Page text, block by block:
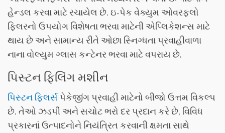
હેન્ડલ કરવા માટે રચાયેલ છે. ઇ-પેક વેક્યુમ ઓવરફ્લો
ફિલરનો ઉપયોગ વિશેષતા ભરવા માટેની એપ્લિકેશન્સ માટે
થાય છે અને સામાન્ય રીતે ઓછા સ્નિગ્ધતા પ્રવાહીવાળા
નાના વોલ્યુમ ગ્લાસ કન્ટેનર ભરવા માટે વપરાય છે.
પિસ્ટન ફિલિંગ મશીન
પિસ્ટન ફિલર્સપેકેજીંગ પ્રવાહી માટેનો બીજો ઉત્તમ વિકલ્પ
છે. તેઓ ઝડપી અને સચોટ ભરો દર પ્રદાન કરે છે, વિવિધ
પ્રકારનાં ઉત્પાદનોને નિયંત્રિત કરવાની ક્ષમતા સાથે